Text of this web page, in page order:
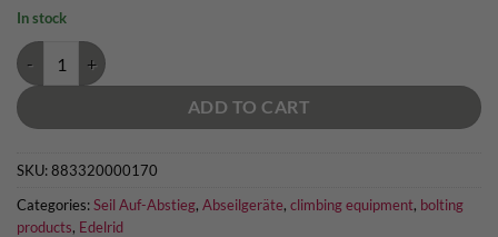
In stock
Edelrid Megawatt quantity
ADD TO CART
SKU:883320000170
Categories:Seil Auf-Abstieg, Abseilgeräte, climbing equipment, bolting
products, Edelrid